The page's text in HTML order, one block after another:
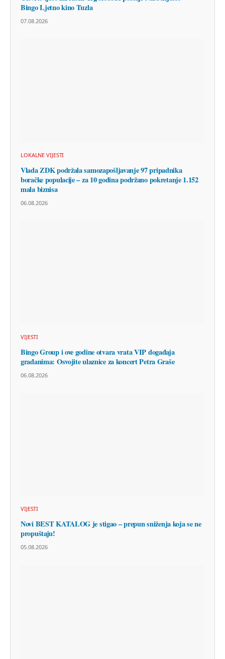
Bingo Ljetno kino Tuzla
07.08.2026
LOKALNE VIJESTI
Vlada ZDK podržala samozapošljavanje 97 pripadnika
boračke populacije – za 10 godina podržano pokretanje 1.152
mala biznisa
06.08.2026
VIJESTI
Bingo Group i ove godine otvara vrata VIP događaja
građanima: Osvojite ulaznice za koncert Petra Graše
06.08.2026
VIJESTI
Novi BEST KATALOG je stigao – prepun sniženja koja se ne
propuštaju!
05.08.2026